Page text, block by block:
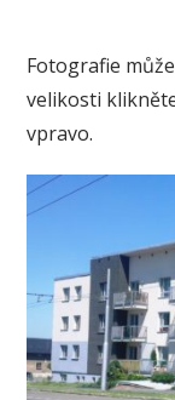
Fotografie
velikosti
vpravo.